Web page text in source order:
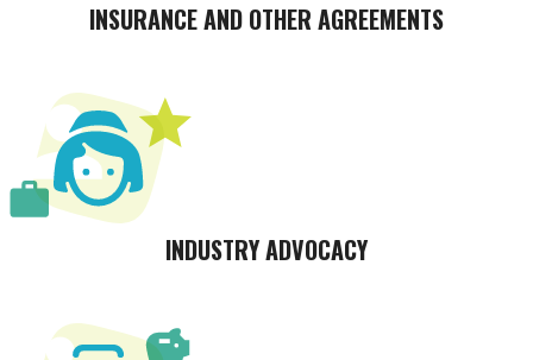
INSURANCE AND OTHER AGREEMENTS
INDUSTRY ADVOCACY